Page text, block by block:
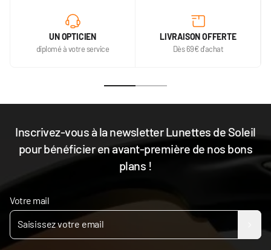
UN OPTICIEN
diplomé à votre service
LIVRAISON OFFERTE
Dès 69€ d'achat
Inscrivez-vous à la newsletter Lunettes de Soleil
pour bénéficier en avant-première de nos bons
plans !
Votre mail